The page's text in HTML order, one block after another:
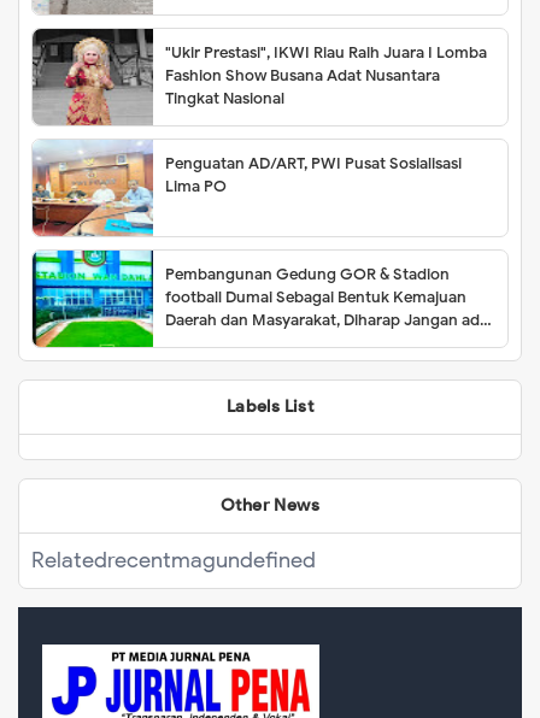
"Ukir Prestasi", IKWI Riau Raih Juara I Lomba
Fashion Show Busana Adat Nusantara
Tingkat Nasional
Penguatan AD/ART, PWI Pusat Sosialisasi
Lima PO
Pembangunan Gedung GOR & Stadion
football Dumai Sebagai Bentuk Kemajuan
Daerah dan Masyarakat, Diharap Jangan ada
Menghalangi Proses Kelancaran
Pembangunan
Labels List
Other News
Relatedrecentmagundefined